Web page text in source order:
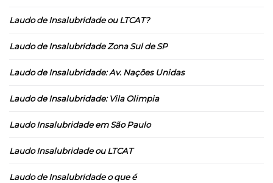
Laudo de Insalubridade ou LTCAT?
Laudo de Insalubridade Zona Sul de SP
Laudo de Insalubridade: Av. Nações Unidas
Laudo de Insalubridade: Vila Olimpia
Laudo Insalubridade em São Paulo
Laudo Insalubridade ou LTCAT
Laudo de Insalubridade o que é